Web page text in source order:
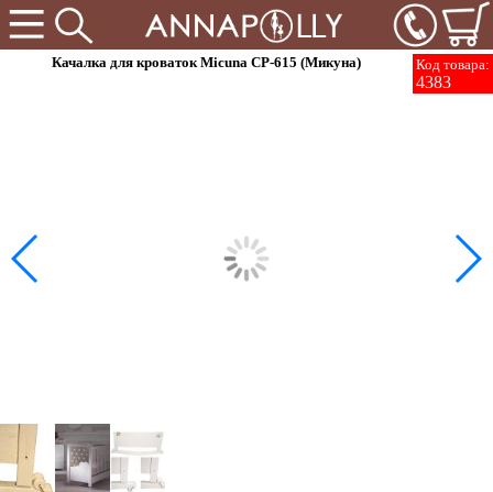
Код товара:
4383
Качалка для кроваток Micuna CP-615 (Микуна)